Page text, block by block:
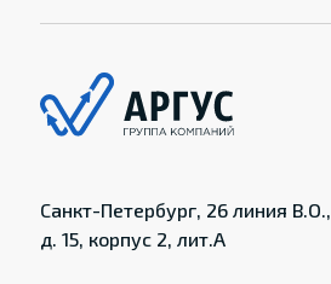
Санкт-Петербург, 26 линия В.О.,
д. 15, корпус 2, лит.А